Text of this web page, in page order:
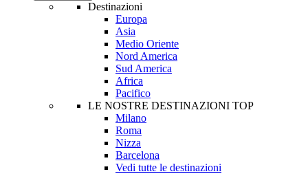
Destinazioni
Europa
Asia
Medio Oriente
Nord America
Sud America
Africa
Pacifico
LE NOSTRE DESTINAZIONI TOP
Milano
Roma
Nizza
Barcelona
Vedi tutte le destinazioni